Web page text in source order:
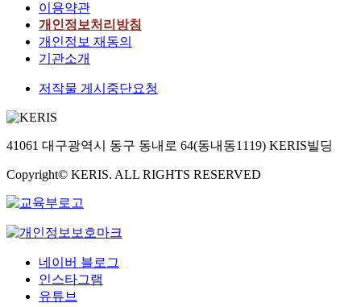
이용약관
개인정보처리방침
개인정보 재동의
기관소개
저작물 게시중단요청
41061 대구광역시 동구 동내로 64(동내동1119) KERIS빌딩
Copyright© KERIS. ALL RIGHTS RESERVED
네이버 블로그
인스타그램
유튜브